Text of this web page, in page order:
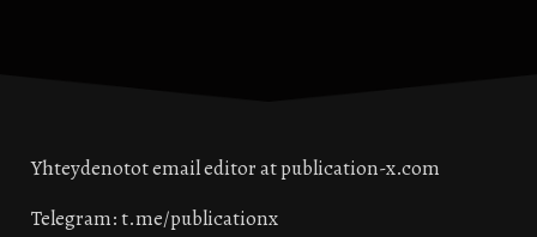
Yhteydenotot email editor at publication-x.com
Telegram: t.me/publicationx